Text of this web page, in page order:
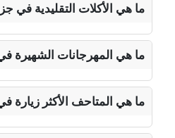
ما هي الأكلات التقليدية في
ما هي المهرجانات الشهيرة
ما هي المتاحف الأكثر زيارة